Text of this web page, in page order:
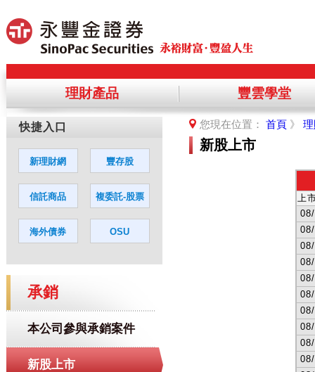
理財產品 豐雲學堂
承銷
本公司參與承銷案件
新股上市
您現在位置： 首頁 》
新股上市
您若同意繼續進入該網站，請點選